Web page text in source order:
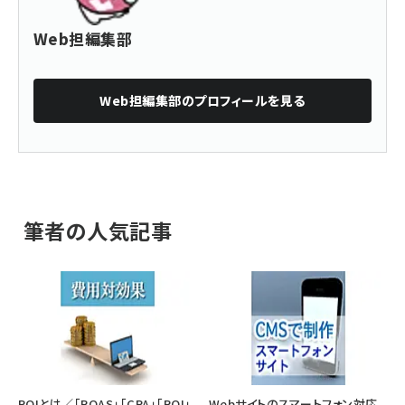
Web担編集部
Web担編集部のプロフィールを見る
筆者の人気記事